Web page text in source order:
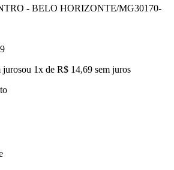
- BELO HORIZONTE/MG30170-
jurosou 1x de R$ 14,69 sem juros